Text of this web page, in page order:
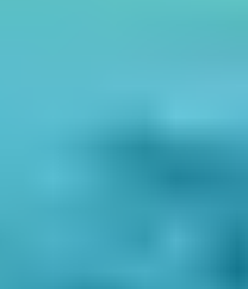
SENTIERS ?